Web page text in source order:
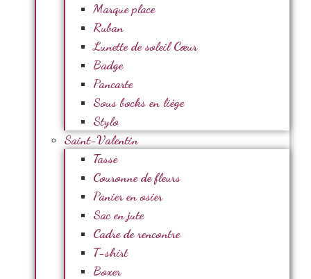
Marque place
Ruban
Lunette de soleil Cœur
Badge
Pancarte
Sous bocks en liège
Stylo
Saint-Valentin
Tasse
Couronne de fleurs
Panier en osier
Sac en jute
Cadre de rencontre
T-shirt
Boxer